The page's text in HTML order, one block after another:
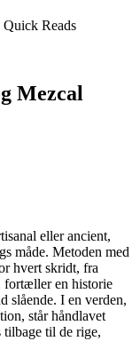
Reads
Mezcal
eller ancient,
måde. Metoden med
hvert skridt, fra
en historie
slående. I en verden,
står håndlavet
tilbage til de rige,